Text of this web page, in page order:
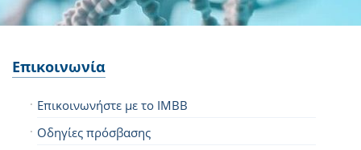
Επικοινωνία
Επικοινωνήστε με το IMBB
Οδηγίες πρόσβασης